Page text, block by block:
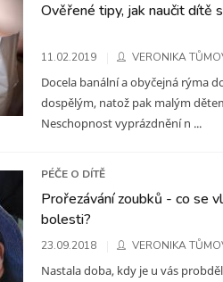
Ověřené tipy, jak naučit dítě
11.02.2019 VERONIKA
Docela banální a obyčejná rýma
dospělým, natož pak malým
Neschopnost vyprázdnění n ...
PÉČE O DÍTĚ
Prořezávání zoubků - co se
bolesti?
23.09.2018 VERONIKA
Nastala doba, kdy je u vás